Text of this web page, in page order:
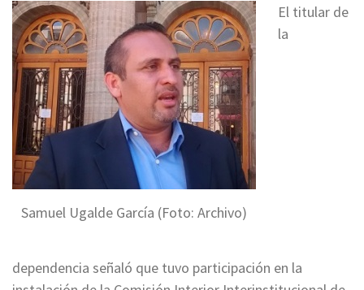
Samuel Ugalde García (Foto: Archivo)
El titular de
la
dependencia señaló que tuvo participación en la